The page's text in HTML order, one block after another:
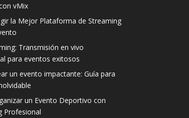
vMix
la Mejor Plataforma de Streaming
Transmisión en vivo
para eventos exitosos
un evento impactante: Guía para
un Evento Deportivo con
Profesional